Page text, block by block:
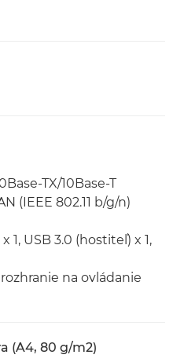
TX/10Base-T
(IEEE 802.11 b/g/n)
1, USB 3.0 (hostiteľ) x 1,
na ovládanie
(A4, 80 g/m2)